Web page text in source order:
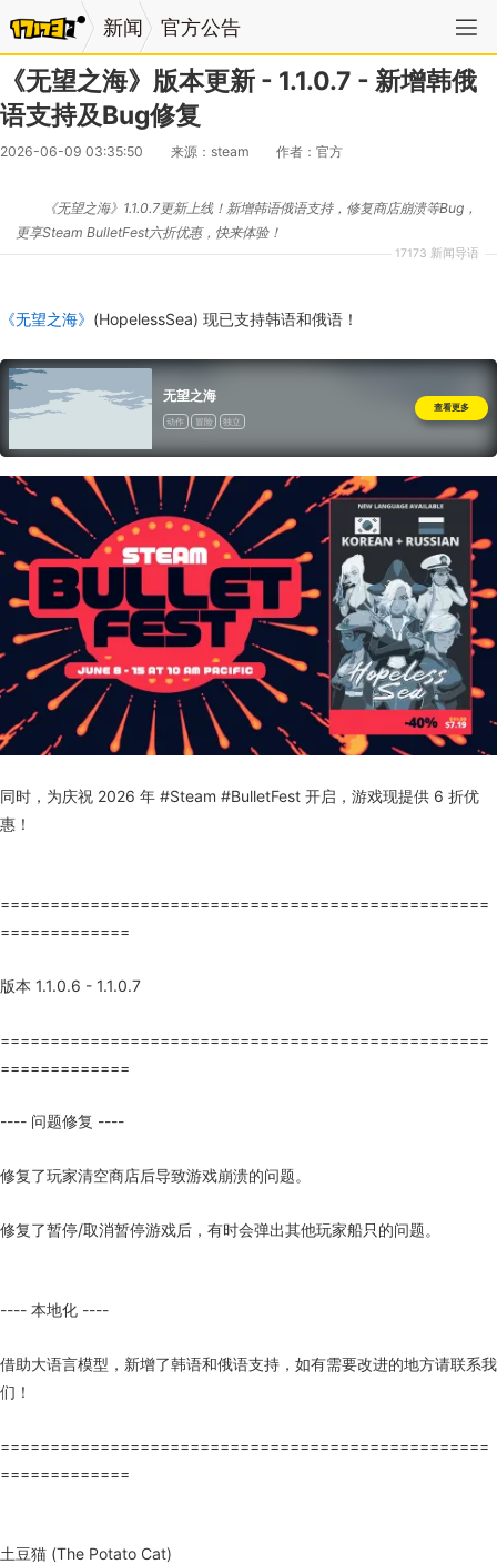
新闻 官方公告
《无望之海》版本更新 - 1.1.0.7 - 新增韩俄
语支持及Bug修复
2026-06-09 03:35:50 来源：steam 作者：官方
17173 新闻导语
《无望之海》1.1.0.7更新上线！新增韩语俄语支持，修复商店崩溃等Bug，
更享Steam BulletFest六折优惠，快来体验！
《无望之海》 (HopelessSea) 现已支持韩语和俄语！
无望之海
动作 冒险 独立
查看更多
同时，为庆祝 2026 年 #Steam #BulletFest 开启，游戏现提供 6 折优
惠！
=================================================
=============
版本 1.1.0.6 - 1.1.0.7
=================================================
=============
---- 问题修复 ----
修复了玩家清空商店后导致游戏崩溃的问题。
修复了暂停/取消暂停游戏后，有时会弹出其他玩家船只的问题。
---- 本地化 ----
借助大语言模型，新增了韩语和俄语支持，如有需要改进的地方请联系我
们！
=================================================
=============
土豆猫 (The Potato Cat)